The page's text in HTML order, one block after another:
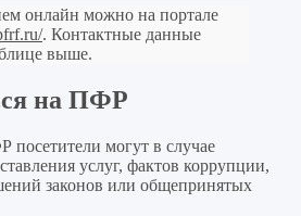
онлайн можно на портале
. Контактные данные
выше.
на ПФР
посетители могут в случае
услуг, фактов коррупции,
законов или общепринятых